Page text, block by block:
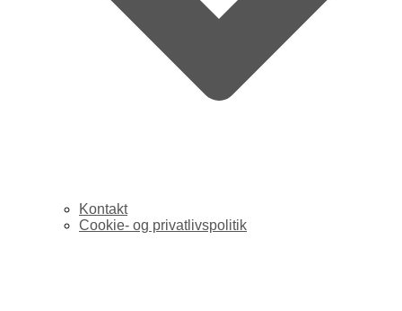
Kontakt
Cookie- og privatlivspolitik